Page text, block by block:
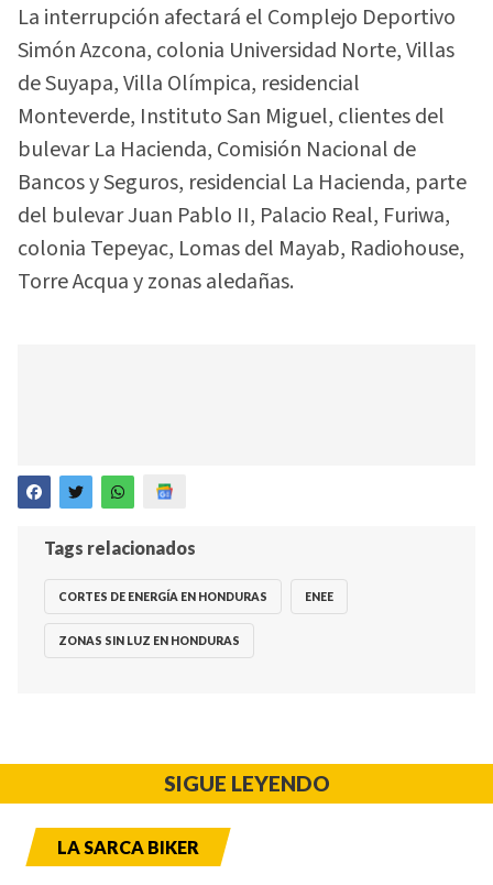
La interrupción afectará el Complejo Deportivo
Simón Azcona, colonia Universidad Norte, Villas
de Suyapa, Villa Olímpica, residencial
Monteverde, Instituto San Miguel, clientes del
bulevar La Hacienda, Comisión Nacional de
Bancos y Seguros, residencial La Hacienda, parte
del bulevar Juan Pablo II, Palacio Real, Furiwa,
colonia Tepeyac, Lomas del Mayab, Radiohouse,
Torre Acqua y zonas aledañas.
Tags relacionados
CORTES DE ENERGÍA EN HONDURAS ENEE
ZONAS SIN LUZ EN HONDURAS
SIGUE LEYENDO
LA SARCA BIKER